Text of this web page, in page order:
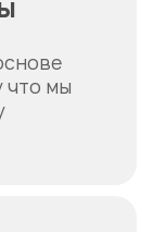
что мы